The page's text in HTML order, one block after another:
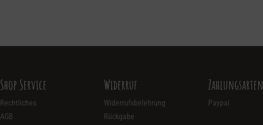
Shop Service
Rechtliches
AGB
Widerruf
Widerrufsbelehrung
Rückgabe
Zahlungsarten
Paypal